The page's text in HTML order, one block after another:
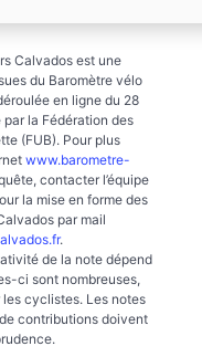
Calvados est une
du Baromètre vélo
en ligne du 28
la Fédération des
(FUB). Pour plus
www.barometre-
contacter l’équipe
la mise en forme des
par mail
.
de la note dépend
ci sont nombreuses,
cyclistes. Les notes
contributions doivent